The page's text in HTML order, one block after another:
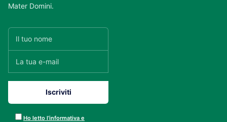
Mater Domini.
Ho letto l’informativa e